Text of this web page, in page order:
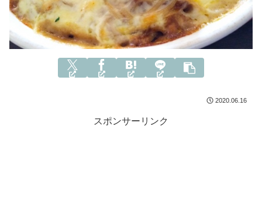
2020.06.16
スポンサーリンク